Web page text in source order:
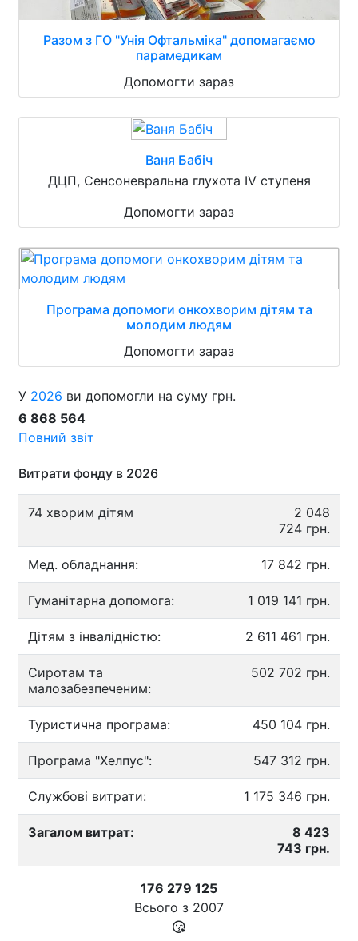
Разом з ГО "Унія Офтальміка" допомагаємо
парамедикам
Допомогти зараз
Ваня Бабіч
ДЦП, Сенсоневральна глухота IV ступеня
Допомогти зараз
Програма допомоги онкохворим дітям та
молодим людям
Допомогти зараз
У 2026 ви допомогли на суму грн.
6 868 564
Повний звіт
Витрати фонду в 2026
74 хворим дітям
2 048
724 грн.
Мед. обладнання: 17 842 грн.
Гуманітарна допомога: 1 019 141 грн.
Дітям з інвалідністю: 2 611 461 грн.
Сиротам та
малозабезпеченим:
502 702 грн.
Туристична програма: 450 104 грн.
Програма "Хелпус": 547 312 грн.
Службові витрати: 1 175 346 грн.
Загалом витрат:
8 423
743 грн.
176 279 125
Всього з 2007